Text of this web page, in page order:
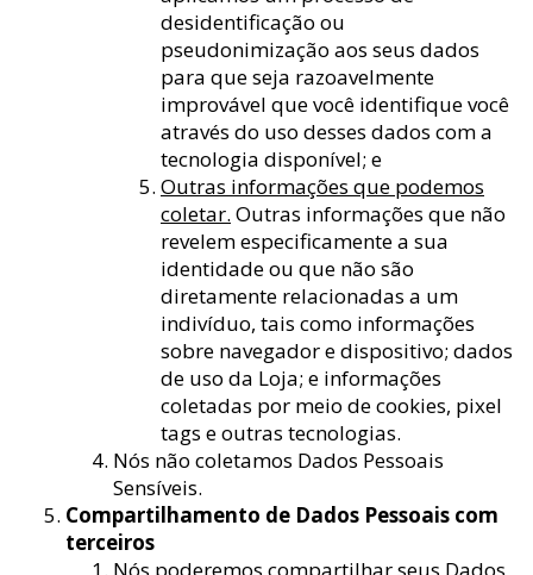
desidentificação ou
pseudonimização aos seus dados
para que seja razoavelmente
improvável que você identifique você
através do uso desses dados com a
tecnologia disponível; e
Outras informações que podemos
coletar. Outras informações que não
revelem especificamente a sua
identidade ou que não são
diretamente relacionadas a um
indivíduo, tais como informações
sobre navegador e dispositivo; dados
de uso da Loja; e informações
coletadas por meio de cookies, pixel
tags e outras tecnologias.
Nós não coletamos Dados Pessoais
Sensíveis.
Compartilhamento de Dados Pessoais com
terceiros